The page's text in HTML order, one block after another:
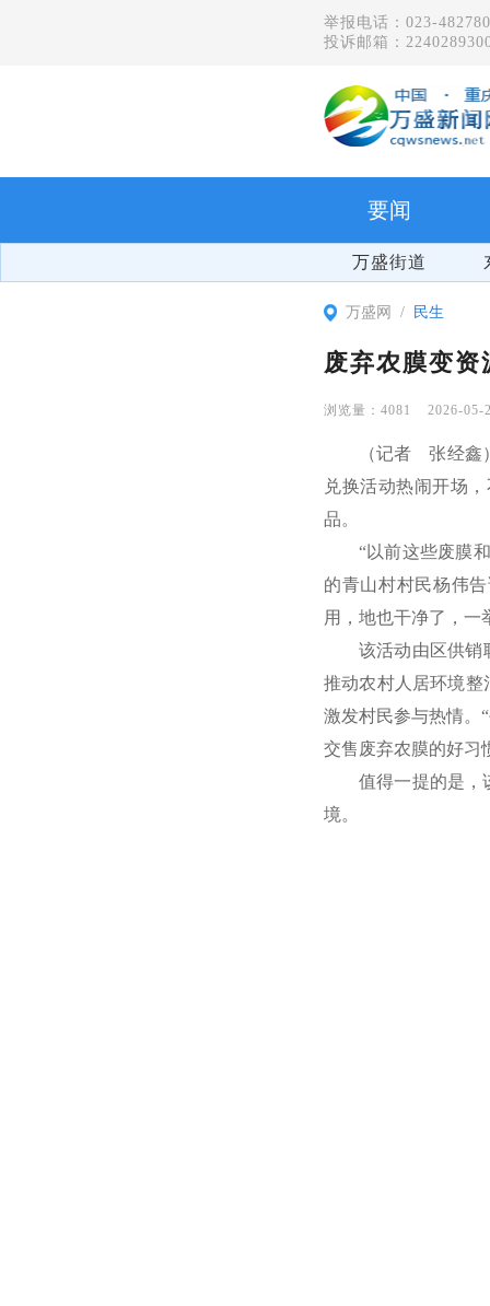
举报电话：023-
投诉邮箱：
要闻
万盛街道
万盛网 民生
废弃农膜变
4081 2026-05-
（记者 张经鑫
兑换活动热闹开场
品。
“以前这些废膜
的青山村村民杨伟
用，地也干净了，一
该活动由区供销
推动农村人居环境整
激发村民参与热情。
交售废弃农膜的好习
值得一提的是，
境。
学习贯彻党的二十届四中全会精神